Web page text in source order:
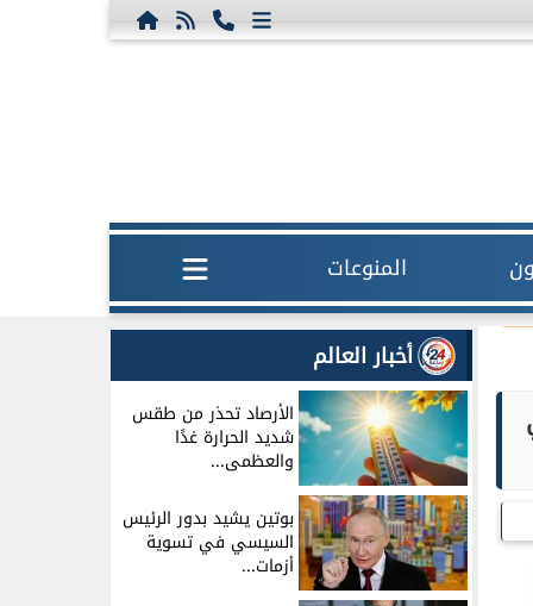
المنوعات
أخبار العالم
الأرصاد تحذر من طقس
شديد الحرارة غدًا
والعظمى...
بوتين يشيد بدور الرئيس
السيسي في تسوية
أزمات...